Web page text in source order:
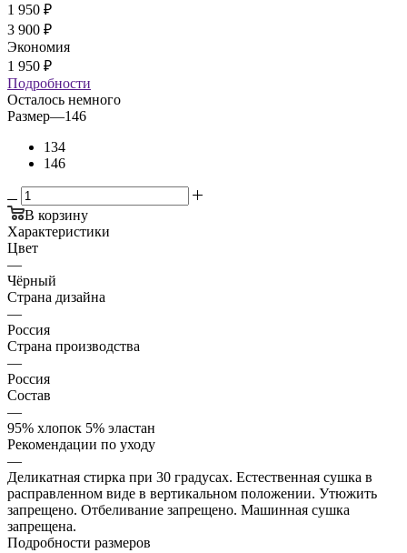
1 950 ₽
3 900 ₽
Экономия
1 950 ₽
Подробности
Осталось немного
Размер—146
134
146
В корзину
Характеристики
Цвет
—
Чёрный
Страна дизайна
—
Россия
Страна производства
—
Россия
Состав
—
95% хлопок 5% эластан
Рекомендации по уходу
—
Деликатная стирка при 30 градусах. Естественная сушка в
расправленном виде в вертикальном положении. Утюжить
запрещено. Отбеливание запрещено. Машинная сушка
запрещена.
Подробности размеров